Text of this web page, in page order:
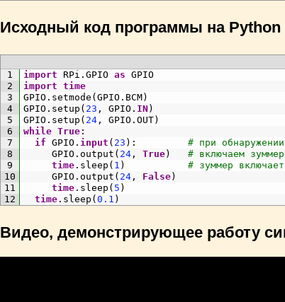
Исходный код программы на Python
1
2
3
4
5
6
7
8
9
10
11
12
import RPi . GPIO as GPIO
import time
GPIO . setmode ( GPIO . BCM)
GPIO . setup ( 23 , GPIO . IN )
GPIO . setup ( 24, GPIO . OUT)
while True:
if GPIO . input ( 23 ) :
# при
GPIO . output ( 24, True)
# включаем
time. sleep ( 1 )
# зуммер
GPIO . output ( 24, False)
time. sleep ( 5 )
time. sleep ( 0.1 )
Видео, демонстрирующее работу